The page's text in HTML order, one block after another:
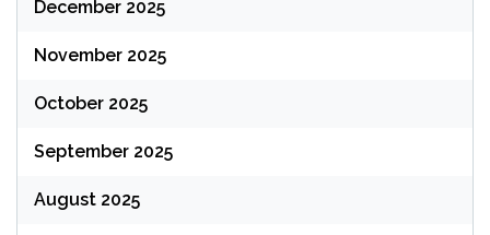
December 2025
November 2025
October 2025
September 2025
August 2025